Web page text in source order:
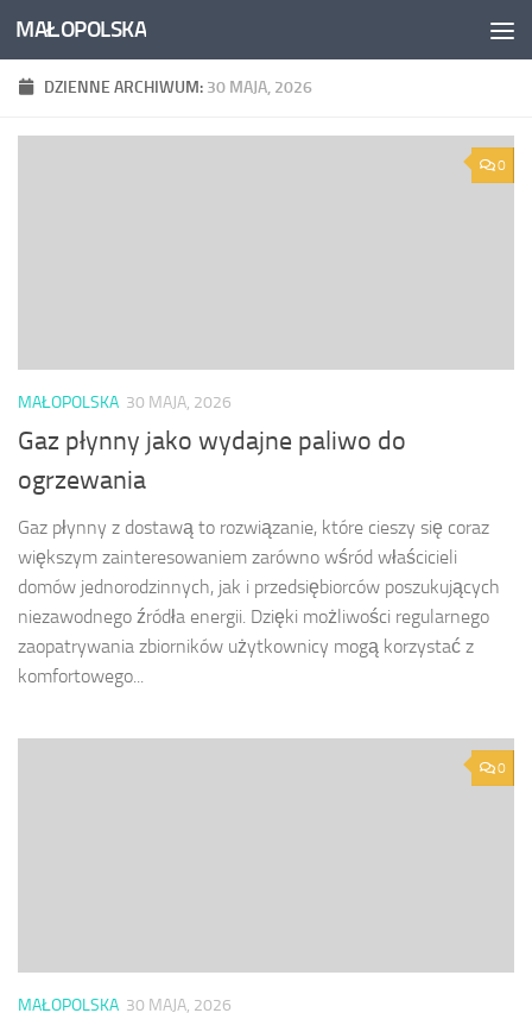
Skip to content
MAŁOPOLSKA
DZIENNE ARCHIWUM: 30 MAJA, 2026
0
MAŁOPOLSKA 30 MAJA, 2026
Gaz płynny jako wydajne paliwo do
ogrzewania
Gaz płynny z dostawą to rozwiązanie, które cieszy się coraz
większym zainteresowaniem zarówno wśród właścicieli
domów jednorodzinnych, jak i przedsiębiorców poszukujących
niezawodnego źródła energii. Dzięki możliwości regularnego
zaopatrywania zbiorników użytkownicy mogą korzystać z
komfortowego...
0
MAŁOPOLSKA 30 MAJA, 2026